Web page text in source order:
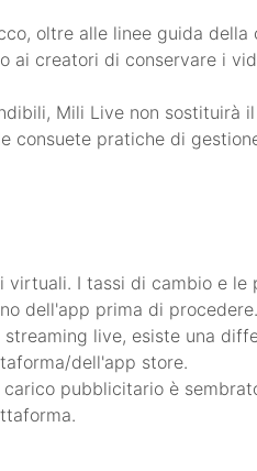
oltre alle linee guida della
ai creatori di conservare i
Mili Live non sostituirà
consuete pratiche di
I tassi di cambio e le
dell'app prima di procedere.
live, esiste una
dell'app store.
pubblicitario è